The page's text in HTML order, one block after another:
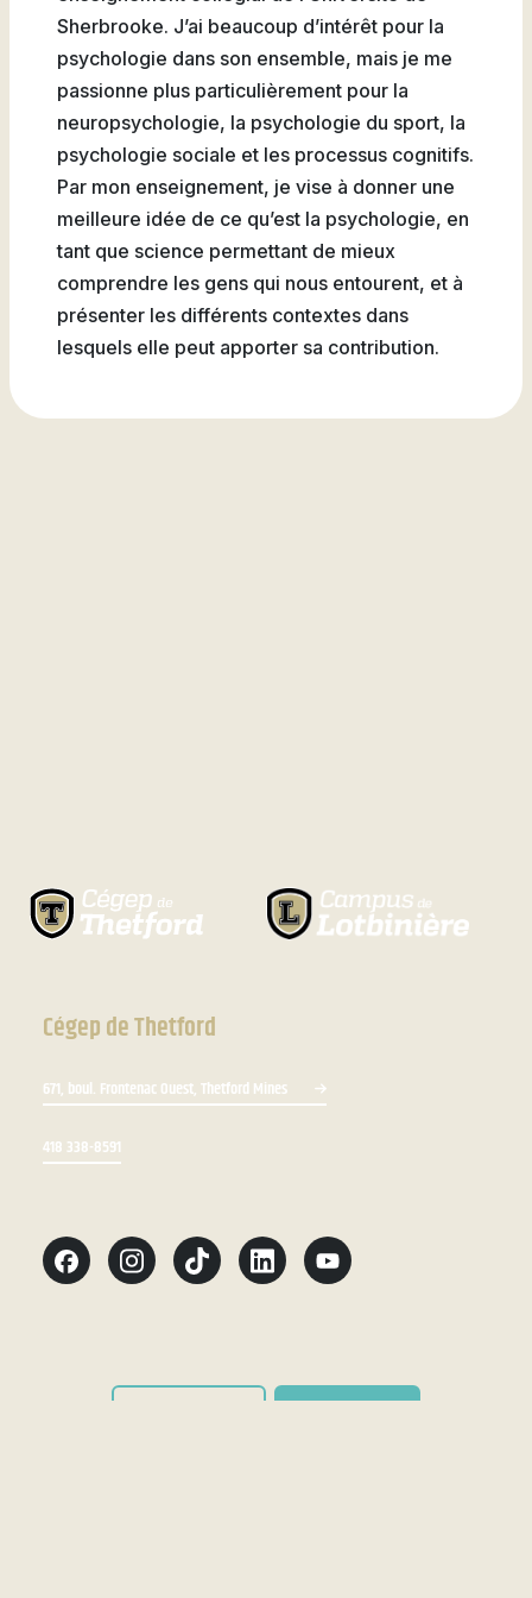
Natation
Badminton
Flag
Football
Sherbrooke. J’ai beaucoup d’intérêt pour la
psychologie dans son ensemble, mais je me
passionne plus particulièrement pour la
neuropsychologie, la psychologie du sport, la
psychologie sociale et les processus cognitifs.
Par mon enseignement, je vise à donner une
meilleure idée de ce qu’est la psychologie, en
tant que science permettant de mieux
comprendre les gens qui nous entourent, et à
présenter les différents contextes dans
lesquels elle peut apporter sa contribution.
Cégep de Thetford
671, boul. Frontenac Ouest, Thetford Mines
418 338-8591